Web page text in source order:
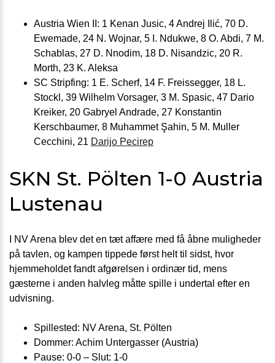
Austria Wien II: 1 Kenan Jusic, 4 Andrej Ilić, 70 D.
Ewemade, 24 N. Wojnar, 5 I. Ndukwe, 8 O. Abdi, 7 M.
Schablas, 27 D. Nnodim, 18 D. Nisandzic, 20 R.
Morth, 23 K. Aleksa
SC Stripfing: 1 E. Scherf, 14 F. Freissegger, 18 L.
Stockl, 39 Wilhelm Vorsager, 3 M. Spasic, 47 Dario
Kreiker, 20 Gabryel Andrade, 27 Konstantin
Kerschbaumer, 8 Muhammet Şahin, 5 M. Muller
Cecchini, 21 Darijo Pecirep
SKN St. Pölten 1-0 Austria
Lustenau
I NV Arena blev det en tæt affære med få åbne muligheder
på tavlen, og kampen tippede først helt til sidst, hvor
hjemmeholdet fandt afgørelsen i ordinær tid, mens
gæsterne i anden halvleg måtte spille i undertal efter en
udvisning.
Spillested: NV Arena, St. Pölten
Dommer: Achim Untergasser (Austria)
Pause: 0-0 – Slut: 1-0